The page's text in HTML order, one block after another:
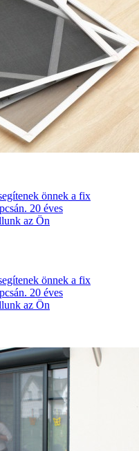
önnek a fix
20 éves
az Ön
önnek a fix
20 éves
az Ön